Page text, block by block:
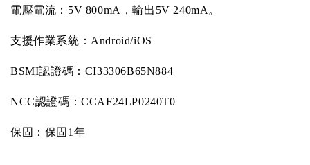
電壓電流： 5V 800mA ，輸出 5V 240mA 。
支援作業系統： Android/iOS
BSMI認證碼： CI33306B65N884
NCC認證碼：CCAF24LP0240T0
保固：保固 1 年